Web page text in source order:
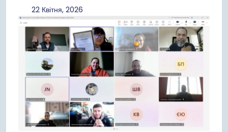
22 Квітня, 202622
2026